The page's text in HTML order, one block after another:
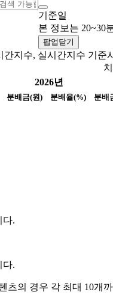
기준일
본 정보는 20~30
팝업닫기
간지수, 실시간지수 기
2026년
분배금(원) 분배율(%) 분배
다.
다.
츠의 경우 각 최대 10개